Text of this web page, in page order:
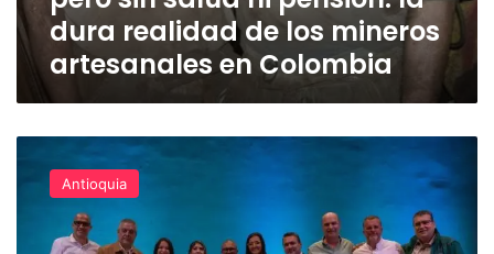
artesanales
en
Colombia
dura realidad de los mineros
artesanales en Colombia
escenario
Antioquia